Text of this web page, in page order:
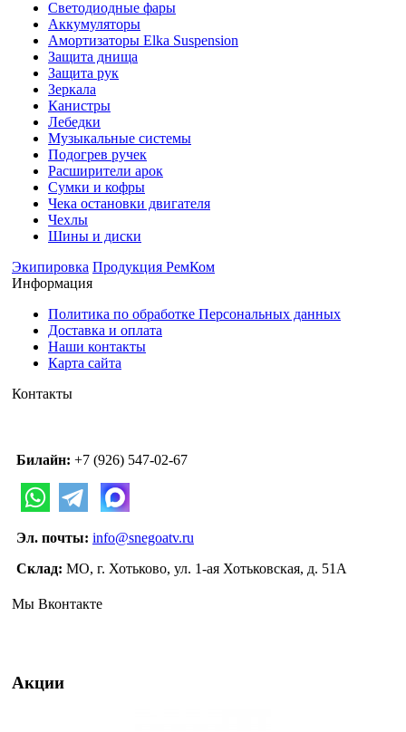
Cветодиодные фары
Аккумуляторы
Амортизаторы Elka Suspension
Защита днища
Защита рук
Зеркала
Канистры
Лебедки
Музыкальные системы
Подогрев ручек
Расширители арок
Сумки и кофры
Чека остановки двигателя
Чехлы
Шины и диски
Экипировка Продукция РемКом
Информация
Политика по обработке Персональных данных
Доставка и оплата
Наши контакты
Карта сайта
Контакты
Билайн: +7 (926) 547-02-67
Эл. почты: info@snegoatv.ru
Склад: МО, г. Хотьково, ул. 1-ая Хотьковская, д. 51А
Мы Вконтакте
Акции